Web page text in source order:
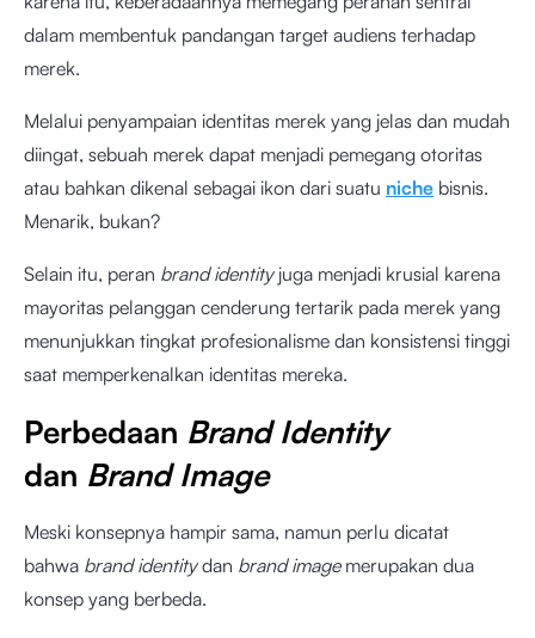
dalam membentuk pandangan target audiens terhadap
merek.
Melalui penyampaian identitas merek yang jelas dan mudah
diingat, sebuah merek dapat menjadi pemegang otoritas
atau bahkan dikenal sebagai ikon dari suatu niche bisnis.
Menarik, bukan?
Selain itu, peran brand identity juga menjadi krusial karena
mayoritas pelanggan cenderung tertarik pada merek yang
menunjukkan tingkat profesionalisme dan konsistensi tinggi
saat memperkenalkan identitas mereka.
Perbedaan Brand Identity
dan Brand Image
Meski konsepnya hampir sama, namun perlu dicatat
bahwa brand identitydan brand image merupakan dua
konsep yang berbeda.